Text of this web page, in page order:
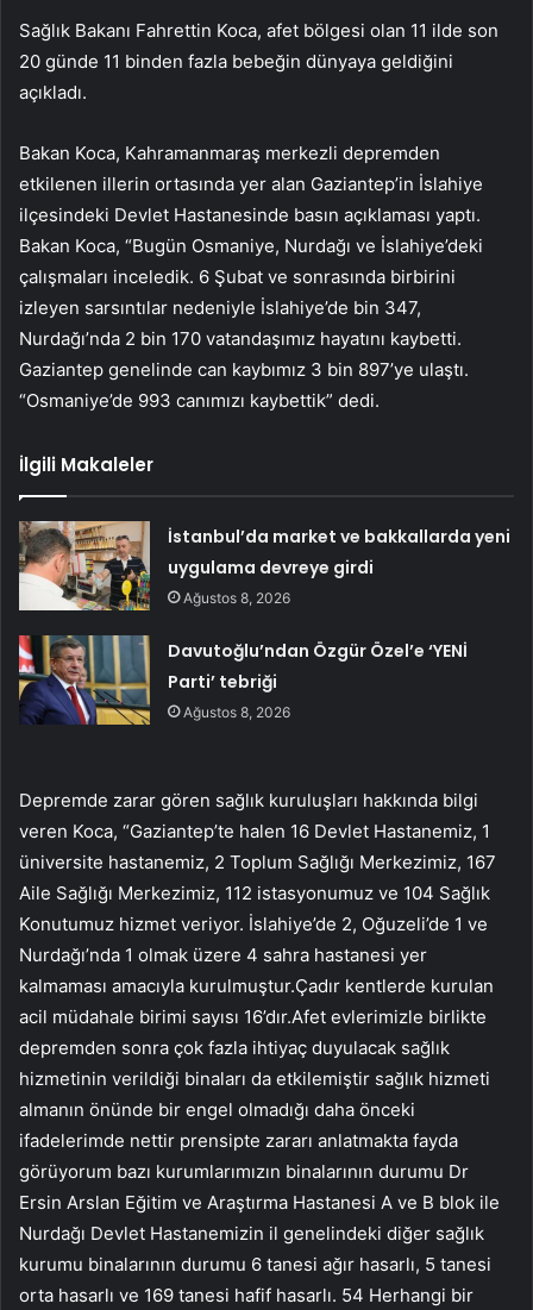
Sağlık Bakanı Fahrettin Koca, afet bölgesi olan 11 ilde son
20 günde 11 binden fazla bebeğin dünyaya geldiğini
açıkladı.
Bakan Koca, Kahramanmaraş merkezli depremden
etkilenen illerin ortasında yer alan Gaziantep’in İslahiye
ilçesindeki Devlet Hastanesinde basın açıklaması yaptı.
Bakan Koca, “Bugün Osmaniye, Nurdağı ve İslahiye’deki
çalışmaları inceledik. 6 Şubat ve sonrasında birbirini
izleyen sarsıntılar nedeniyle İslahiye’de bin 347,
Nurdağı’nda 2 bin 170 vatandaşımız hayatını kaybetti.
Gaziantep genelinde can kaybımız 3 bin 897’ye ulaştı.
“Osmaniye’de 993 canımızı kaybettik” dedi.
İlgili Makaleler
İstanbul’da market ve bakkallarda yeni
uygulama devreye girdi
Ağustos 8, 2026
Davutoğlu’ndan Özgür Özel’e ‘YENİ
Parti’ tebriği
Ağustos 8, 2026
Depremde zarar gören sağlık kuruluşları hakkında bilgi
veren Koca, “Gaziantep’te halen 16 Devlet Hastanemiz, 1
üniversite hastanemiz, 2 Toplum Sağlığı Merkezimiz, 167
Aile Sağlığı Merkezimiz, 112 istasyonumuz ve 104 Sağlık
Konutumuz hizmet veriyor. İslahiye’de 2, Oğuzeli’de 1 ve
Nurdağı’nda 1 olmak üzere 4 sahra hastanesi yer
kalmaması amacıyla kurulmuştur.Çadır kentlerde kurulan
acil müdahale birimi sayısı 16’dır.Afet evlerimizle birlikte
depremden sonra çok fazla ihtiyaç duyulacak sağlık
hizmetinin verildiği binaları da etkilemiştir sağlık hizmeti
almanın önünde bir engel olmadığı daha önceki
ifadelerimde nettir prensipte zararı anlatmakta fayda
görüyorum bazı kurumlarımızın binalarının durumu Dr
Ersin Arslan Eğitim ve Araştırma Hastanesi A ve B blok ile
Nurdağı Devlet Hastanemizin il genelindeki diğer sağlık
kurumu binalarının durumu 6 tanesi ağır hasarlı, 5 tanesi
orta hasarlı ve 169 tanesi hafif hasarlı. 54 Herhangi bir